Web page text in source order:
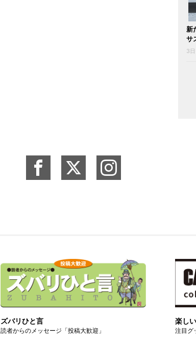
新
サ
3
ズバリひと言
読者からのメッセージ「投稿大歓迎」
楽し
注目グ